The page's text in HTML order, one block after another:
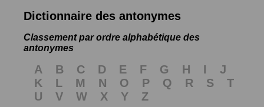
Dictionnaire des antonymes
Classement par ordre alphabétique des
antonymes
A B C D E F G H I
J
K
L M N O P Q R S
T
U
V W X Y Z